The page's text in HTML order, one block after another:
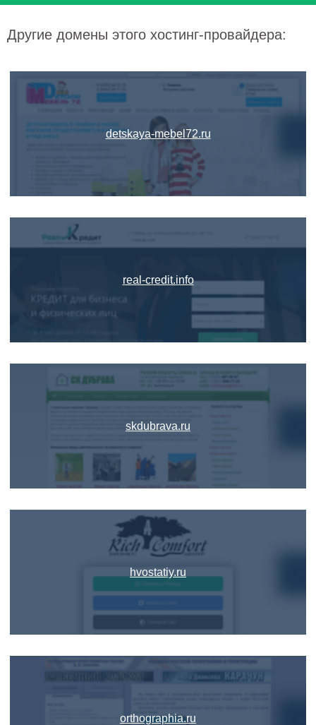
Другие домены этого хостинг-провайдера:
detskaya-mebel72.ru
real-credit.info
skdubrava.ru
hvostatiy.ru
orthographia.ru